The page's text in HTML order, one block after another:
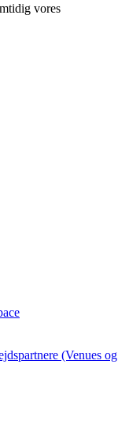
vores
(Venues og